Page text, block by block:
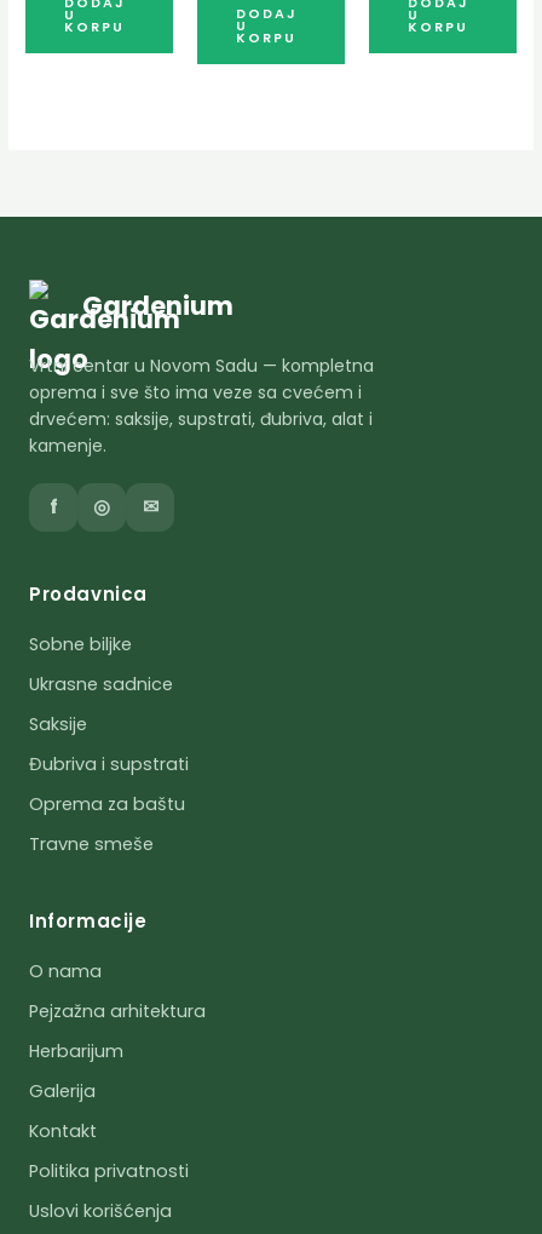
U
KORPU
DODAJ
U
KORPU
U
KORPU
Gardenium
Vrtni centar u Novom Sadu — kompletna
oprema i sve što ima veze sa cvećem i
drvećem: saksije, supstrati, đubriva, alat i
kamenje.
f ◎ ✉
Prodavnica
Sobne biljke
Ukrasne sadnice
Saksije
Đubriva i supstrati
Oprema za baštu
Travne smeše
Informacije
O nama
Pejzažna arhitektura
Herbarijum
Galerija
Kontakt
Politika privatnosti
Uslovi korišćenja